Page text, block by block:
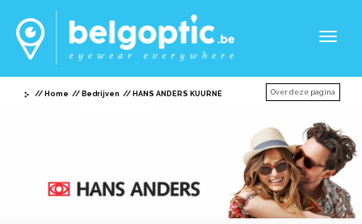
Home Bedrijven HANS ANDERS KUURNE Over deze pagina